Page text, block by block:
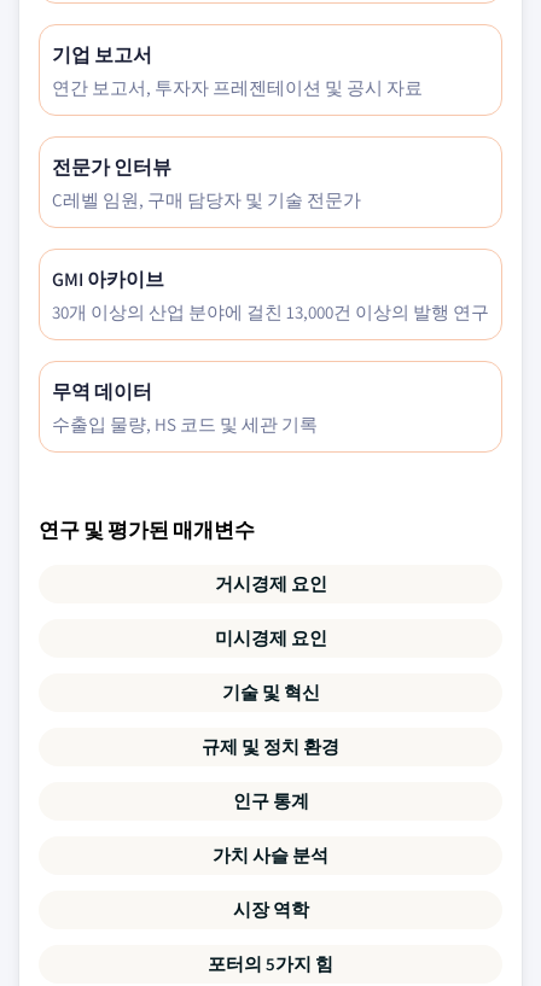
기업 보고서
연간 보고서, 투자자 프레젠테이션 및 공시 자료
전문가 인터뷰
C레벨 임원, 구매 담당자 및 기술 전문가
GMI 아카이브
30개 이상의 산업 분야에 걸친 13,000건 이상의 발행 연구
무역 데이터
수출입 물량, HS 코드 및 세관 기록
연구 및 평가된 매개변수
거시경제 요인
미시경제 요인
기술 및 혁신
규제 및 정치 환경
인구 통계
가치 사슬 분석
시장 역학
포터의 5가지 힘